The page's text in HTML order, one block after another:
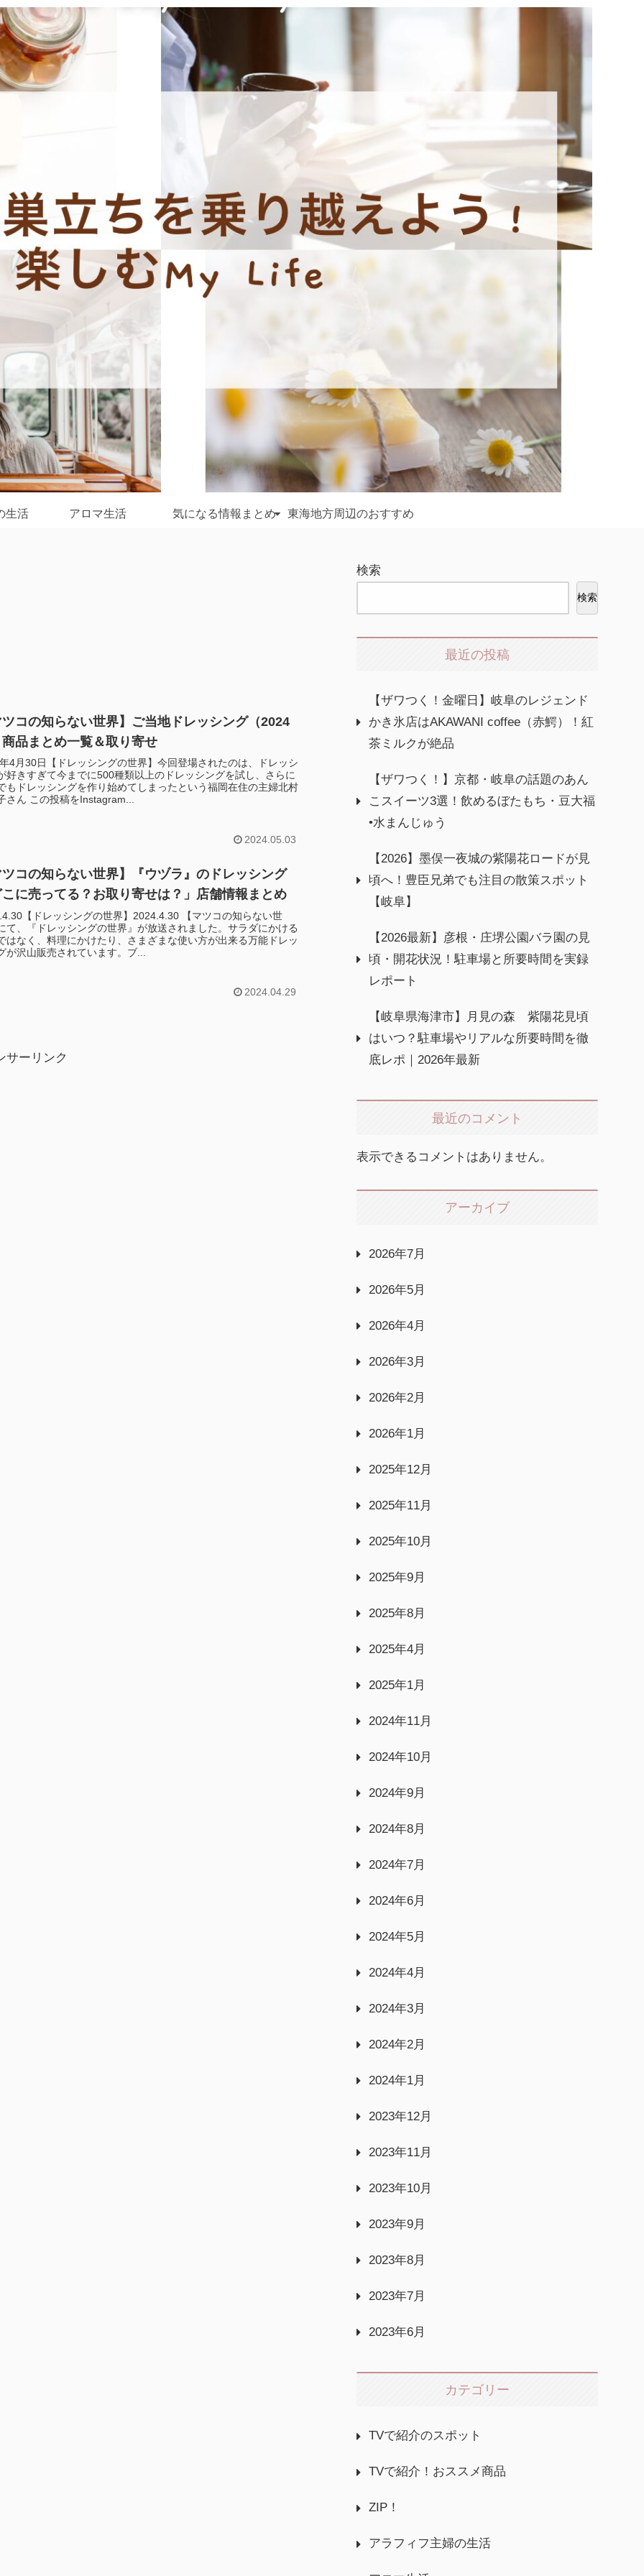
生活 アロマ生活 気になる情報まとめ 東海地方周辺のおすすめ
コの知らない世界】ご当地ドレッシング（2024
品まとめ一覧＆取り寄せ
4月30日【ドレッシングの世界】今回登場されたのは、ドレッシ
好きすぎて今までに500種類以上のドレッシングを試し、さらに
もドレッシングを作り始めてしまったという福岡在住の主婦北村
さん この投稿をInstagram...
2024.05.03
コの知らない世界】『ウヅラ』のドレッシング
に売ってる？お取り寄せは？」店舗情報まとめ
【ドレッシングの世界】2024.4.30 【マツコの知らない世
て、『ドレッシングの世界』が放送されました。サラダにかける
はなく、料理にかけたり、さまざまな使い方が出来る万能ドレッ
が沢山販売されています。ブ...
2024.04.29
サーリンク
検索
検索
最近の投稿
【ザワつく！金曜日】岐阜のレジェンド
かき氷店はAKAWANI coffee（赤鰐）！紅
茶ミルクが絶品
【ザワつく！】京都・岐阜の話題のあん
こスイーツ3選！飲めるぼたもち・豆大福
•水まんじゅう
【2026】墨俣一夜城の紫陽花ロードが見
頃へ！豊臣兄弟でも注目の散策スポット
【岐阜】
【2026最新】彦根・庄堺公園バラ園の見
頃・開花状況！駐車場と所要時間を実録
レポート
【岐阜県海津市】月見の森 紫陽花見頃
はいつ？駐車場やリアルな所要時間を徹
底レポ｜2026年最新
最近のコメント
表示できるコメントはありません。
アーカイブ
2026年7月
2026年5月
2026年4月
2026年3月
2026年2月
2026年1月
2025年12月
2025年11月
2025年10月
2025年9月
2025年8月
2025年4月
2025年1月
2024年11月
2024年10月
2024年9月
2024年8月
2024年7月
2024年6月
2024年5月
2024年4月
2024年3月
2024年2月
2024年1月
2023年12月
2023年11月
2023年10月
2023年9月
2023年8月
2023年7月
2023年6月
カテゴリー
TVで紹介のスポット
TVで紹介！おススメ商品
ZIP！
アラフィフ主婦の生活